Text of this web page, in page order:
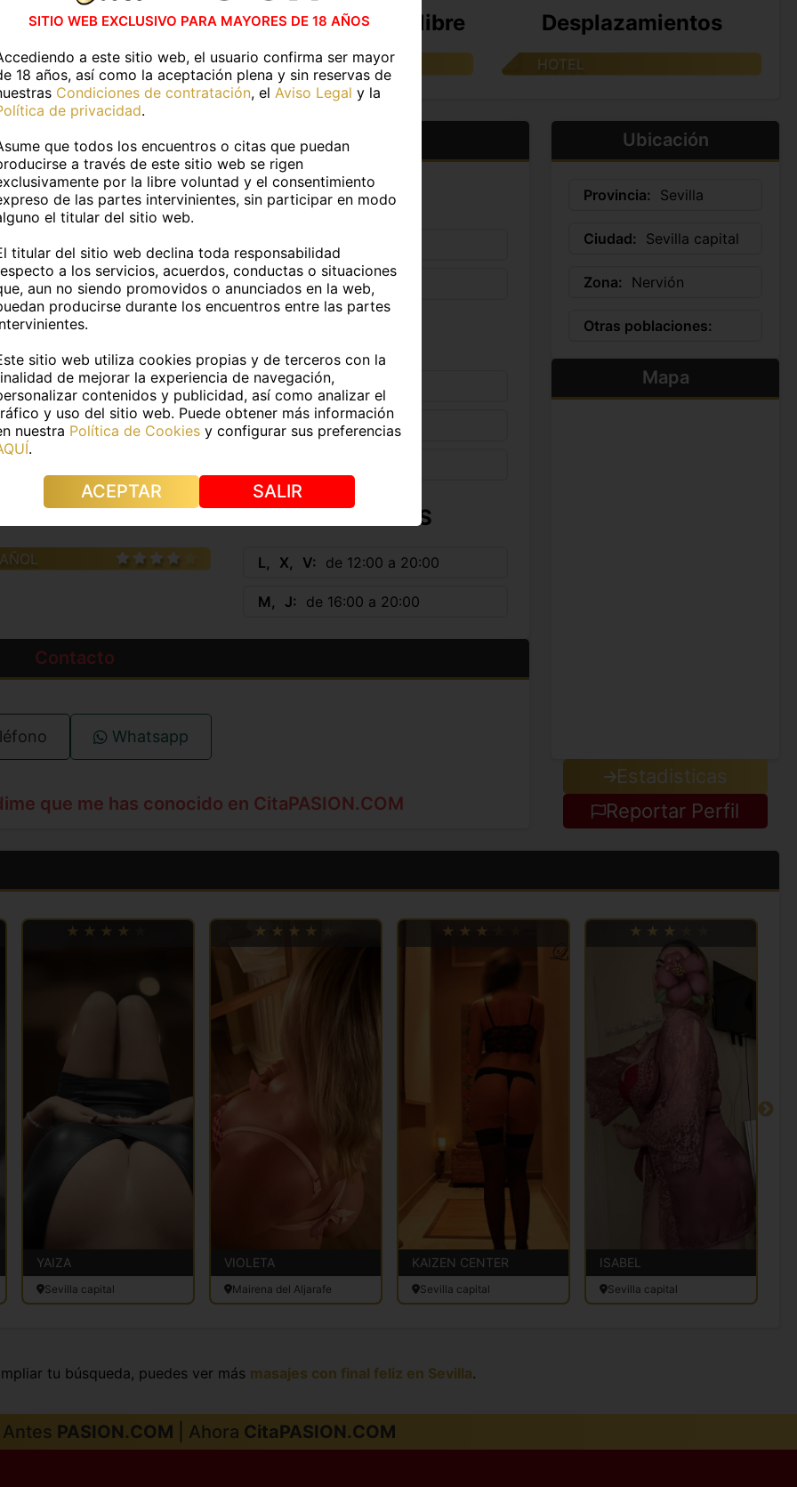
en casa Actividades al aire libre
SIN ESPECIFICAR
Desplazamientos
HOTEL
Más información
PERSONALES
Inanna 43 años
Fumador@: No
FÍSICOS
Medidas: -
pelo: Rubio Color de ojos: Verdes
IDIOMAS HORARIOS
L X V de 12:00 a 20:00
M J de 16:00 a 20:00
Contacto
Whatsapp
que me has conocido en CitaPASION.COM
Ubicación
Provincia: Sevilla
Ciudad: Sevilla capital
Zona: Nervión
Otras poblaciones:
Mapa
Estadisticas
Reportar Perfil
YAIZA
Sevilla capital
VIOLETA
Mairena del Aljarafe
KAIZEN CENTER
Sevilla capital
ISABEL
Sevilla capital
tu búsqueda, puedes ver más masajes con final feliz en Sevilla.
Antes PASION.COM | Ahora CitaPASION.COM
SITIO WEB EXCLUSIVO PARA MAYORES DE 18 AÑOS
a este sitio web, el usuario confirma ser mayor
18 años, así como la aceptación plena y sin reservas de
Condiciones de contratación, el Aviso Legal y la
de privacidad.
que todos los encuentros o citas que puedan
a través de este sitio web se rigen
por la libre voluntad y el consentimiento
de las partes intervinientes, sin participar en modo
el titular del sitio web.
titular del sitio web declina toda responsabilidad
a los servicios, acuerdos, conductas o situaciones
aun no siendo promovidos o anunciados en la web,
producirse durante los encuentros entre las partes
sitio web utiliza cookies propias y de terceros con la
de mejorar la experiencia de navegación,
contenidos y publicidad, así como analizar el
y uso del sitio web. Puede obtener más información
nuestra Política de Cookies y configurar sus preferencias
.
ACEPTAR SALIR